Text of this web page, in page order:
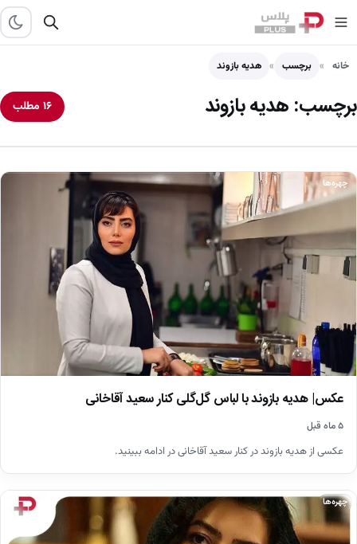
خانه برچسب هدیه بازوند
برچسب: هدیه بازوند ۱۶ مطلب
چهره‌ها
عکس| هدیه بازوند با لباس گل‌گلی کنار سعید آقاخانی
۵ ماه قبل
عکسی از هدیه بازوند در کنار سعید آقاخانی در ادامه ببینید.
چهره‌ها